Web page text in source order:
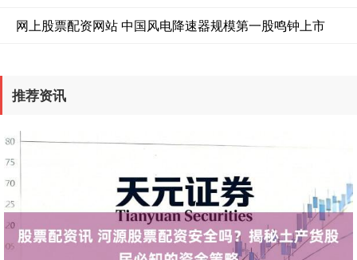
网上股票配资网站 中国风电降速器规模第一股鸣钟上市
推荐资讯